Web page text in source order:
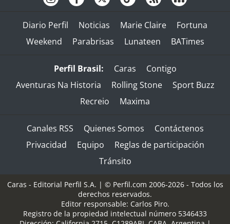
Diario Perfil Noticias Marie Claire
Fortuna
Weekend
Parabrisas Lunateen BATimes
Perfil Brasil: Caras
Contigo
Aventuras Na Historia
Rolling Stone
Sport Buzz
Recreio
Maxima
Canales RSS Quienes Somos
Contáctenos
Privacidad
Equipo
Reglas de participación
Tránsito
Caras - Editorial Perfil S.A. | © Perfil.com 2006-2026 - Todos los
derechos reservados.
Editor responsable: Carlos Piro.
Registro de la propiedad intelectual número 5346433